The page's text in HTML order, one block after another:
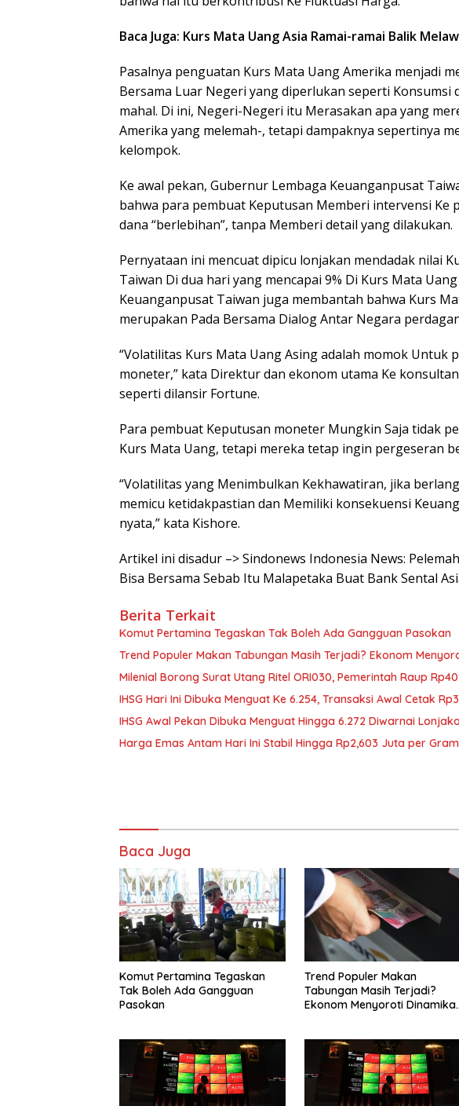
Baca Juga: Kurs Mata Uang Asia Ramai-ramai Balik
Pasalnya penguatan Kurs Mata Uang Amerika menjadi
Bersama Luar Negeri yang diperlukan seperti Konsumsi
mahal. Di ini, Negeri-Negeri itu Merasakan apa yang
Amerika yang melemah-, tetapi dampaknya sepertinya
kelompok.
Ke awal pekan, Gubernur Lembaga Keuanganpusat
bahwa para pembuat Keputusan Memberi intervensi Ke
dana “berlebihan”, tanpa Memberi detail yang dilakukan.
Pernyataan ini mencuat dipicu lonjakan mendadak nilai
Taiwan Di dua hari yang mencapai 9% Di Kurs Mata
Keuanganpusat Taiwan juga membantah bahwa Kurs
merupakan Pada Bersama Dialog Antar Negara
“Volatilitas Kurs Mata Uang Asing adalah momok Untuk
moneter,” kata Direktur dan ekonom utama Ke
seperti dilansir Fortune.
Para pembuat Keputusan moneter Mungkin Saja tidak
Kurs Mata Uang, tetapi mereka tetap ingin pergeseran
“Volatilitas yang Menimbulkan Kekhawatiran, jika
memicu ketidakpastian dan Memiliki konsekuensi
nyata,” kata Kishore.
Artikel ini disadur –> Sindonews Indonesia News:
Bisa Bersama Sebab Itu Malapetaka Buat Bank Sental
Berita Terkait
Komut Pertamina Tegaskan Tak Boleh Ada Gangguan Pasokan
Trend Populer Makan Tabungan Masih Terjadi? Ekonom
Milenial Borong Surat Utang Ritel ORI030, Pemerintah Raup
IHSG Hari Ini Dibuka Menguat Ke 6.254, Transaksi Awal Cetak
IHSG Awal Pekan Dibuka Menguat Hingga 6.272 Diwarnai
Harga Emas Antam Hari Ini Stabil Hingga Rp2,603 Juta per Gram
Baca Juga
Komut Pertamina Tegaskan
Tak Boleh Ada Gangguan
Pasokan
Trend Populer Makan
Tabungan Masih Terjadi?
Ekonom Menyoroti Dinamika